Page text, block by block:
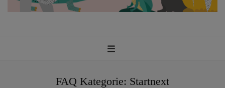
FAQ Kategorie: Startnext